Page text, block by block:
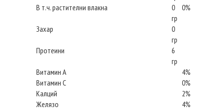
В т.ч. растителни влакна
0
гр
0%
Захар
0
гр
Протеини
6
гр
Витамин А
4%
Витамин С
0%
Калций
2%
Желязо
4%